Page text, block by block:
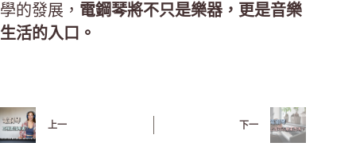
學的發展， 電鋼琴將不只是樂器，更是音樂
生活的入口。
上一 下一